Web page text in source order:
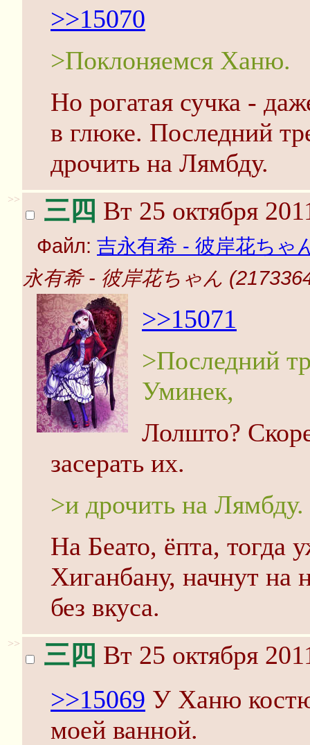
>>15070
>Поклоняемся Ханю.
Но рогатая сучка -
в глюке. Последний
дрочить на Лямбду.
>> 三四 Вт 25 октября
Файл: 吉永有希 - 彼岸花ちゃ
永有希 - 彼岸花ちゃん
>>15071
>Последний
Уминек,
Лолшто?
засерать их.
>и дрочить на Лямбду.
На Беато, ёпта, тогда
Хиганбану, начнут на
без вкуса.
>> 三四 Вт 25 октября
>>15069 У Ханю
моей ванной.